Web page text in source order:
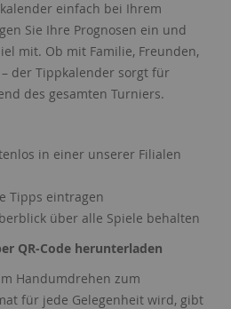
einfach bei Ihrem
Sie Ihre Prognosen ein und
mit. Ob mit Familie, Freunden,
der Tippkalender sorgt für
des gesamten Turniers.
in einer unserer Filialen
Tipps eintragen
über alle Spiele behalten
QR-Code herunterladen
Handumdrehen zum
für jede Gelegenheit wird, gibt
Browsersitzung
Auflösung des Browserfensters